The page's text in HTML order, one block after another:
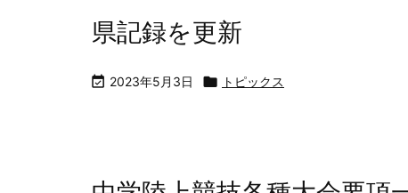
県記録を更新
 2023年5月3日  トピックス